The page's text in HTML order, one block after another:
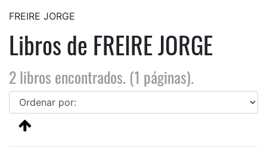
FREIRE JORGE
Libros de FREIRE JORGE
2 libros encontrados. (1 páginas).